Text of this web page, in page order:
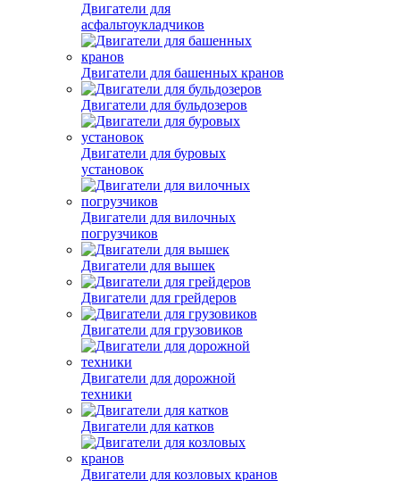
Двигатели для
асфальтоукладчиков
Двигатели для башенных кранов
Двигатели для бульдозеров
Двигатели для буровых
установок
Двигатели для вилочных
погрузчиков
Двигатели для вышек
Двигатели для грейдеров
Двигатели для грузовиков
Двигатели для дорожной
техники
Двигатели для катков
Двигатели для козловых кранов